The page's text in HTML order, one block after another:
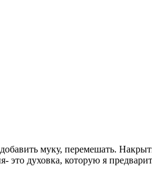
муку, перемешать.
духовка, которую я